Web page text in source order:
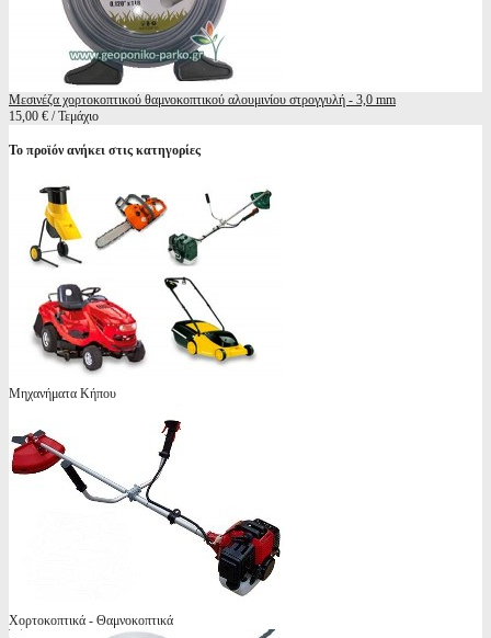
Μεσινέζα χορτοκοπτικού θαμνοκοπτικού αλουμινίου στρογγυλή - 3,0 mm
15,00 € / Τεμάχιο
Το προϊόν ανήκει στις κατηγορίες
Μηχανήματα Κήπου
Χορτοκοπτικά - Θαμνοκοπτικά